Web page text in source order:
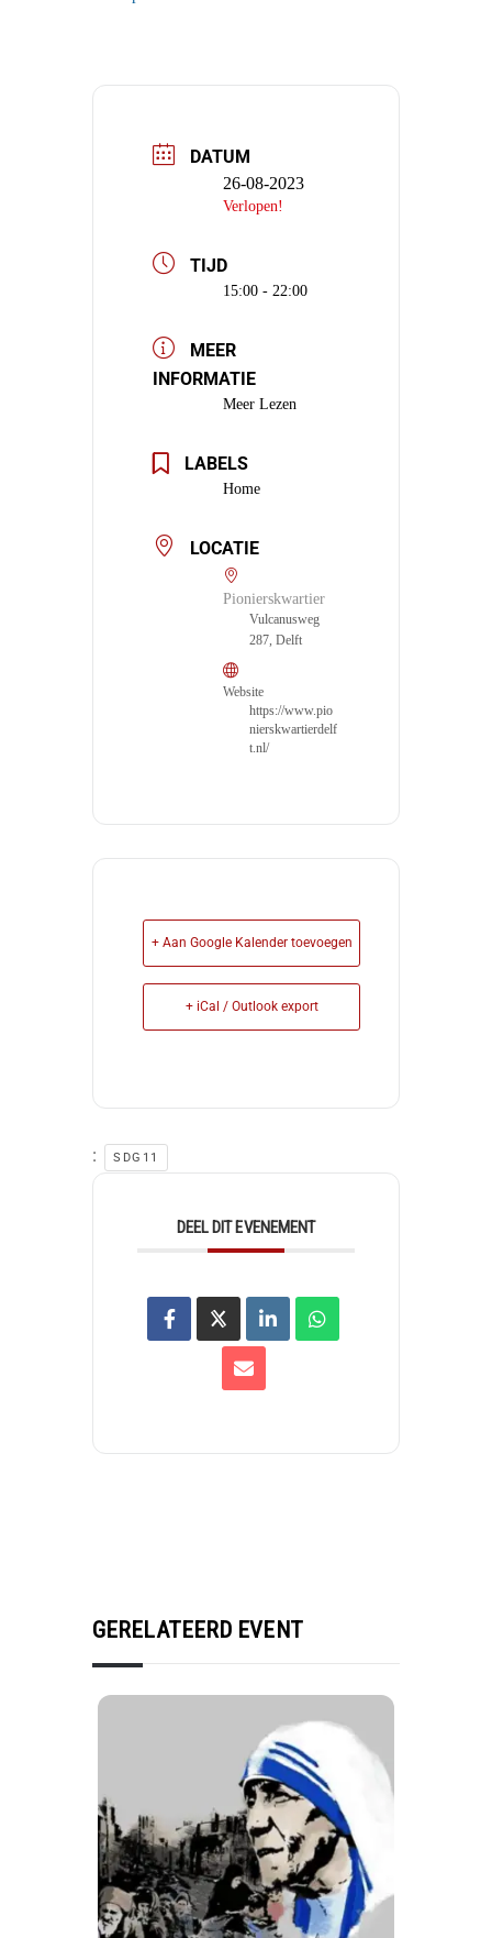
DATUM
26-08-2023
Verlopen!
TIJD
15:00 - 22:00
MEER
INFORMATIE
Meer Lezen
LABELS
Home
LOCATIE
Pionierskwartier
Vulcanusweg
287, Delft
Website
https://www.pio
nierskwartierdelf
t.nl/
+ Aan Google Kalender toevoegen
+ iCal / Outlook export
: SDG11
DEEL DIT EVENEMENT
GERELATEERD EVENT